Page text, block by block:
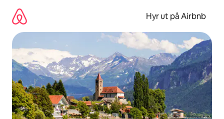
innehåll
Hyr ut på Airbnb